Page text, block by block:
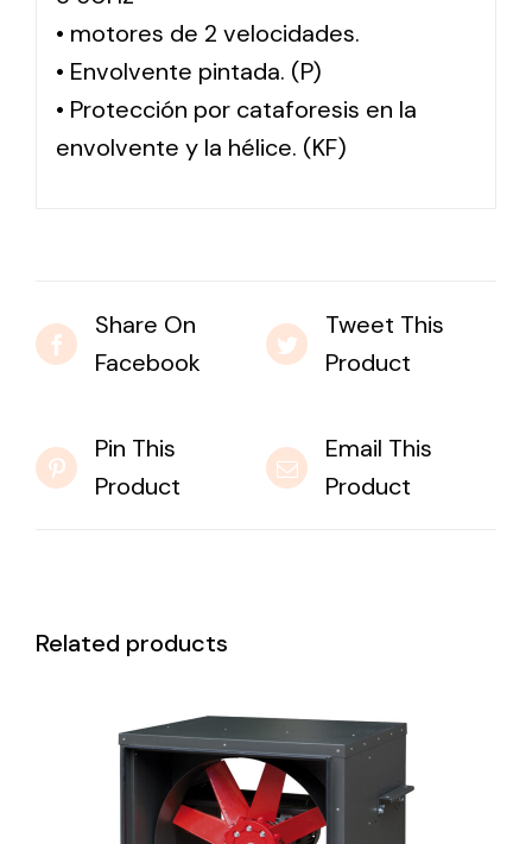
• motores de 2 velocidades.
• Envolvente pintada. (P)
• Protección por cataforesis en la
envolvente y la hélice. (KF)
Share On
Facebook
Tweet This
Product
Pin This
Product
Email This
Product
Related products